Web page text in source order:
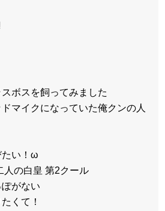
ボスを飼ってみました
マイクになっていた俺クンの人
たい！ω
人の白皇 第2クール
がない
くて！